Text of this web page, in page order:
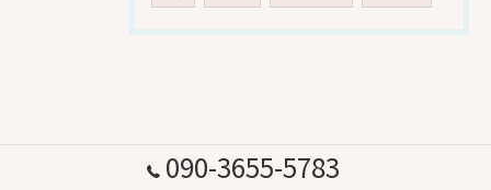
090-3655-5783